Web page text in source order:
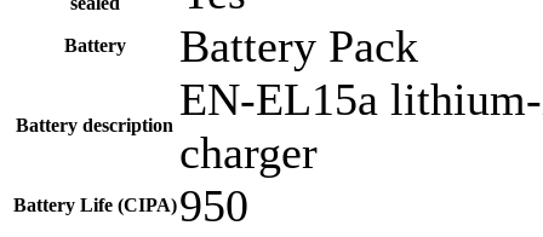
Battery Battery Pack
Battery description
EN-EL15a
charger
Battery Life (CIPA) 950